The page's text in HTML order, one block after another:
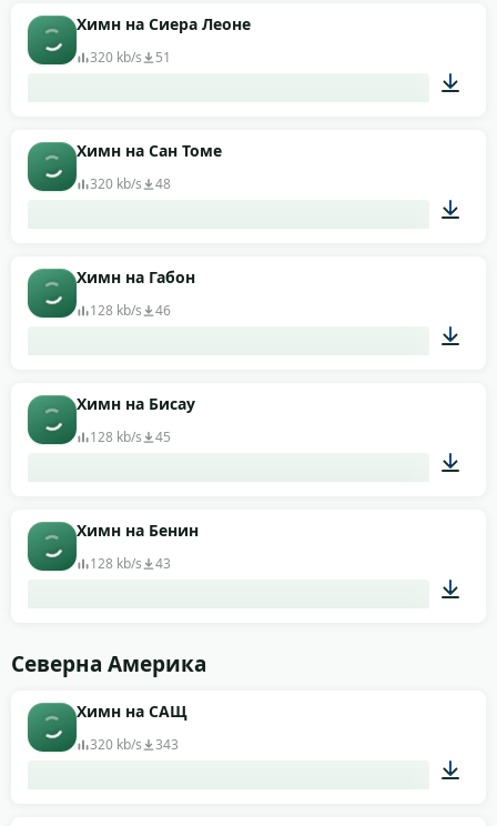
Химн на Сиера Леоне
320 kb/s 51
Химн на Сан Томе
320 kb/s 48
Химн на Габон
128 kb/s 46
Химн на Бисау
128 kb/s 45
Химн на Бенин
128 kb/s 43
Северна Америка
Химн на САЩ
320 kb/s 343